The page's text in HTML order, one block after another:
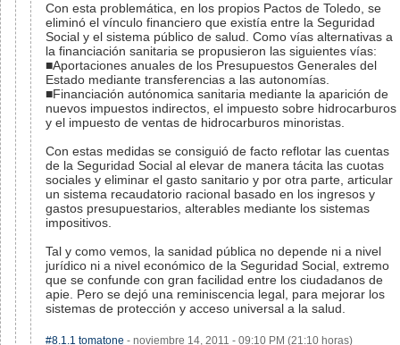
Con esta problemática, en los propios Pactos de Toledo, se
eliminó el vínculo financiero que existía entre la Seguridad
Social y el sistema público de salud. Como vías alternativas a
la financiación sanitaria se propusieron las siguientes vías:
■Aportaciones anuales de los Presupuestos Generales del
Estado mediante transferencias a las autonomías.
■Financiación autónomica sanitaria mediante la aparición de
nuevos impuestos indirectos, el impuesto sobre hidrocarburos
y el impuesto de ventas de hidrocarburos minoristas.
Con estas medidas se consiguió de facto reflotar las cuentas
de la Seguridad Social al elevar de manera tácita las cuotas
sociales y eliminar el gasto sanitario y por otra parte, articular
un sistema recaudatorio racional basado en los ingresos y
gastos presupuestarios, alterables mediante los sistemas
impositivos.
Tal y como vemos, la sanidad pública no depende ni a nivel
jurídico ni a nivel económico de la Seguridad Social, extremo
que se confunde con gran facilidad entre los ciudadanos de
apie. Pero se dejó una reminiscencia legal, para mejorar los
sistemas de protección y acceso universal a la salud.
#8.1.1 tomatone - noviembre 14, 2011 - 09:10 PM (21:10 horas)